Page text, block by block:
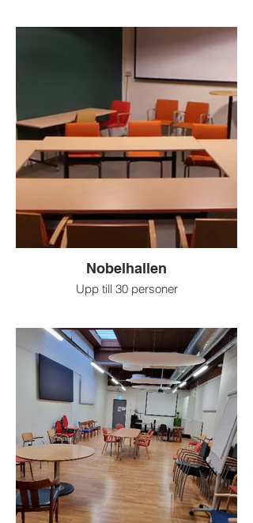
Flexibel möblering.
Hörslinga, handmikrofon, headset,
högtalare, projektor, blädderblock, wifi och
whiteboard.
Nobelhallen
Upp till 30 personer
föreläsningar, event, workshops och
liknande.
Här finns projektor, wifi, whiteboard och
blädderblock.